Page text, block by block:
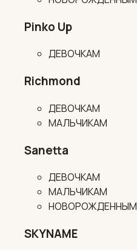
Pinko Up
ДЕВОЧКАМ
Richmond
ДЕВОЧКАМ
МАЛЬЧИКАМ
Sanetta
ДЕВОЧКАМ
МАЛЬЧИКАМ
НОВОРОЖДЕННЫМ
SKYNAME